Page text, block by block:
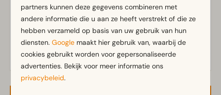
Buiten
Parasol
Terras
Tuin
Tuinset
partners kunnen deze gegevens combineren met
andere informatie die u aan ze heeft verstrekt of die ze
hebben verzameld op basis van uw gebruik van hun
diensten.Google maakt hier gebruik van, waarbij de
cookies gebruikt worden voor gepersonaliseerde
advertenties. Bekijk voor meer informatie ons
privacybeleid.